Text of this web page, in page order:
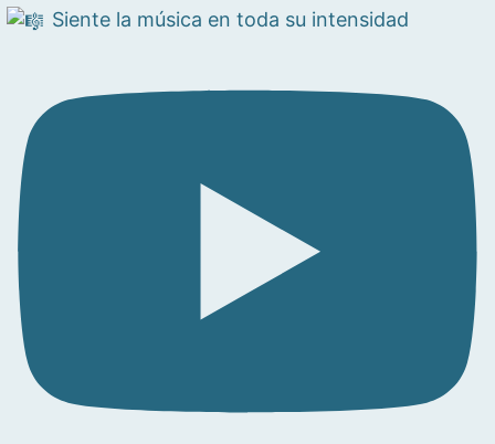
Siente la música en toda su intensidad